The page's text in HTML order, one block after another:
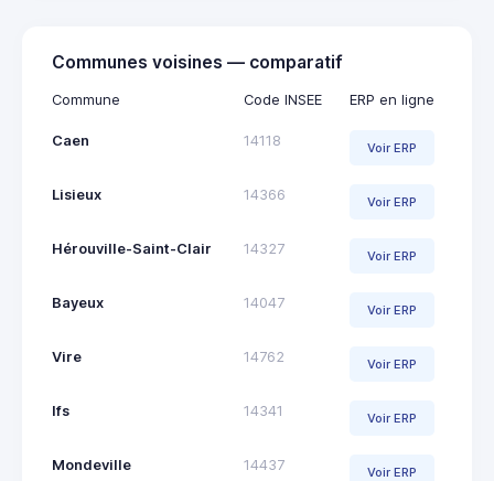
Communes voisines — comparatif
Commune Code INSEE ERP en ligne
Caen 14118 Voir ERP
Lisieux 14366 Voir ERP
Hérouville-Saint-Clair 14327 Voir ERP
Bayeux 14047 Voir ERP
Vire 14762 Voir ERP
Ifs 14341 Voir ERP
Mondeville 14437 Voir ERP